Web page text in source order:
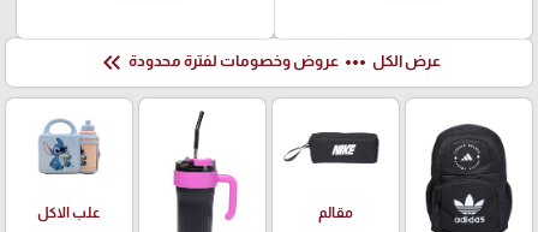
عرض الكل more_horiz عروض وخصومات لفترة محدودة keyboard_double_arrow_left
مقالم علب الاكل